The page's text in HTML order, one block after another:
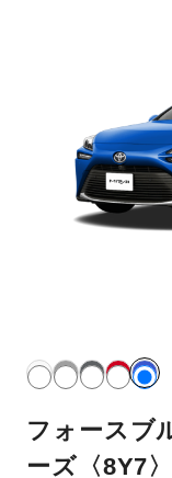
フォースブ
ーズ〈8Y7〉